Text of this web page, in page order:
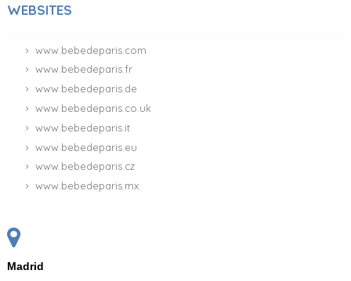
WEBSITES
www.bebedeparis.com
www.bebedeparis.fr
www.bebedeparis.de
www.bebedeparis.co.uk
www.bebedeparis.it
www.bebedeparis.eu
www.bebedeparis.cz
www.bebedeparis.mx
Madrid